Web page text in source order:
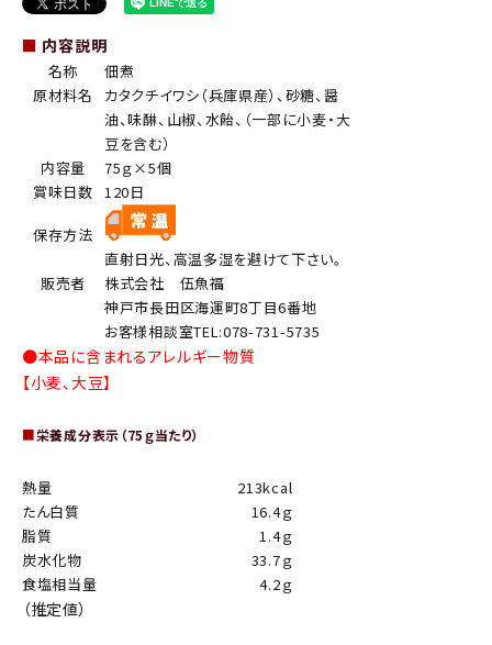
■ 内容説明
名称
佃煮
原材料名
カタクチイワシ（兵庫県産）、砂糖、醤
油、味醂、山椒、水飴、（一部に小麦・大
豆を含む）
内容量
75ｇ×5個
賞味日数
120日
保存方法
直射日光、高温多湿を避けて下さい。
販売者
株式会社 伍魚福
神戸市長田区海運町8丁目6番地
お客様相談室TEL:078-731-5735
●本品に含まれるアレルギー物質
【小麦、大豆】
■栄養成分表示（75ｇ当たり）
熱量
213kcal
たん白質
16.4ｇ
脂質
1.4ｇ
炭水化物
33.7ｇ
食塩相当量
4.2ｇ
（推定値）